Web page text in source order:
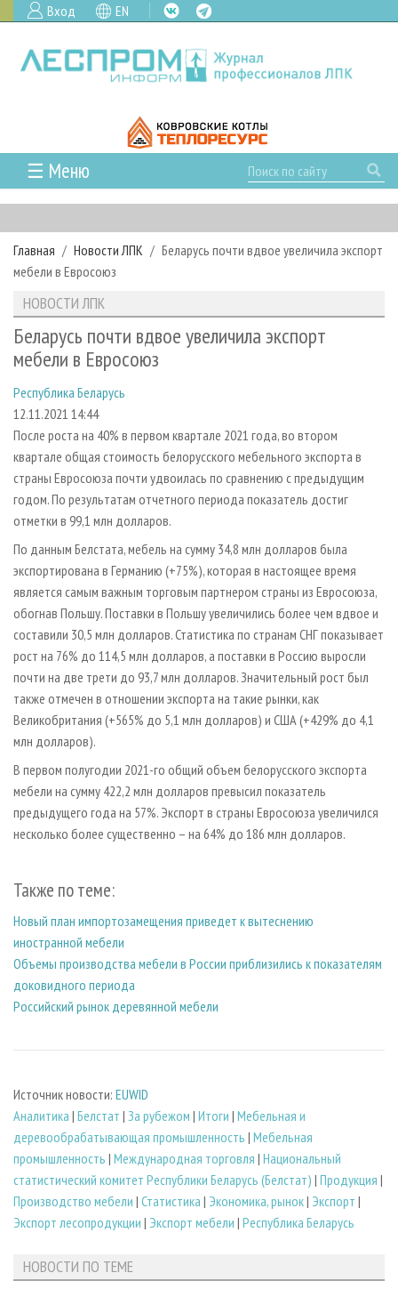
Вход EN
☰ Меню
ГЛАВНАЯ
РУБРИКИ И ТЕМЫ
РУБРИКИ ЖУРНАЛА
ЛЕСОЗАГОТОВКА
ЛЕСОПИЛЕНИЕ
СУШКА ДРЕВЕСИНЫ
ПРОИЗВОДСТВО ДРЕВЕСНЫХ ПЛИТ
ДЕРЕВЯННОЕ ДОМОСТРОЕНИЕ
ПРОИЗВОДСТВО МЕБЕЛИ
БИОЭНЕРГЕТИКА
ЦБП
ИНСТРУМЕНТ И МАТЕРИАЛЫ
НОВОСТИ
НОВОСТИ ЛПК
НОВОСТИ ЖУРНАЛА
ПРОЕКТЫ ЛПИ
АНАЛИТИКА
ПРЕДПРИЯТИЯ ЛПК
ПЕРСОНЫ
МОБИЛЬНЫЕ ВЫСТАВКИ
ОФИЦИАЛЬНЫЕ ДЕЛЕГАЦИИ
ПРИОРИТЕТНЫЕ ИНВЕСТПРОЕКТЫ
RUSSIAN FORESTRY REVIEW
ГАЗЕТА ЛЕСПРОМФОРУМ
БИБЛИОТЕКА СПЕЦИАЛИСТА
АРХИВ ЖУРНАЛОВ
СТАТЬИ
О ЖУРНАЛЕ
ПОДПИСКА
КОНТАКТЫ
РЕКЛАМОДАТЕЛЯМ
РЕКЛАМА
РЕКЛАМА НА САЙТЕ
Главная Новости ЛПК
Беларусь почти вдвое увеличила экспорт
мебели в Евросоюз
НОВОСТИ ЛПК
Беларусь почти вдвое увеличила экспорт
мебели в Евросоюз
Республика Беларусь
12.11.2021 14:44
После роста на 40% в первом квартале 2021 года, во втором
квартале общая стоимость белорусского мебельного экспорта в
страны Евросоюза почти удвоилась по сравнению с предыдущим
годом. По результатам отчетного периода показатель достиг
отметки в 99,1 млн долларов.
По данным Белстата, мебель на сумму 34,8 млн долларов была
экспортирована в Германию (+75%), которая в настоящее время
является самым важным торговым партнером страны из Евросоюза,
обогнав Польшу. Поставки в Польшу увеличились более чем вдвое и
составили 30,5 млн долларов. Статистика по странам СНГ показывает
рост на 76% до 114,5 млн долларов, а поставки в Россию выросли
почти на две трети до 93,7 млн долларов. Значительный рост был
также отмечен в отношении экспорта на такие рынки, как
Великобритания (+565% до 5,1 млн долларов) и США (+429% до 4,1
млн долларов).
В первом полугодии 2021-го общий объем белорусского экспорта
мебели на сумму 422,2 млн долларов превысил показатель
предыдущего года на 57%. Экспорт в страны Евросоюза увеличился
несколько более существенно – на 64% до 186 млн долларов.
Также по теме:
Новый план импортозамещения приведет к вытеснению
иностранной мебели
Объемы производства мебели в России приблизились к показателям
доковидного периода
Российский рынок деревянной мебели
Источник новости: EUWID
Аналитика | Белстат | За рубежом | Итоги | Мебельная и
деревообрабатывающая промышленность | Мебельная
промышленность | Международная торговля | Национальный
статистический комитет Республики Беларусь (Белстат) | Продукция |
Производство мебели | Статистика | Экономика, рынок| Экспорт |
Экспорт лесопродукции | Экспорт мебели | Республика Беларусь
НОВОСТИ ПО ТЕМЕ